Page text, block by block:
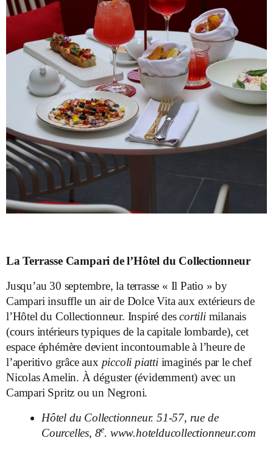
La Terrasse Campari de l’Hôtel du Collectionneur
Jusqu’au 30 septembre, la terrasse « Il Patio » by
Campari insuffle un air de Dolce Vita aux extérieurs de
l’Hôtel du Collectionneur. Inspiré descortilimilanais
(cours intérieurs typiques de la capitale lombarde), cet
espace éphémère devient incontournable à l’heure de
l’aperitivo grâce aux piccoli piattiimaginés par le chef
Nicolas Amelin. À déguster (évidemment) avec un
Campari Spritz ou un Negroni.
Hôtel du Collectionneur. 51-57, rue de
Courcelles, 8e. www.hotelducollectionneur.com